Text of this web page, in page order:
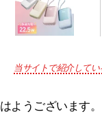
当サイトで紹介して
ようございます。